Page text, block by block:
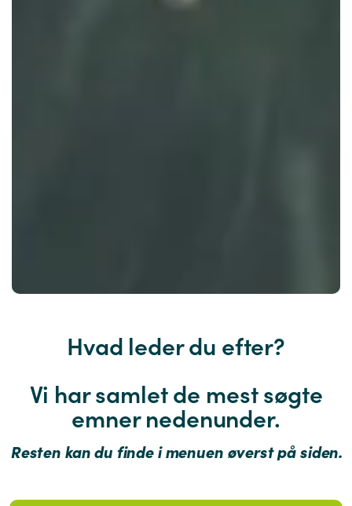
Hvad leder du efter?
Vi har samlet de mest søgte
emner nedenunder.
Resten kan du finde i menuen øverst på siden.